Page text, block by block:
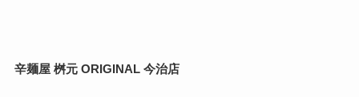
辛麺屋 桝元 ORIGINAL 今治店